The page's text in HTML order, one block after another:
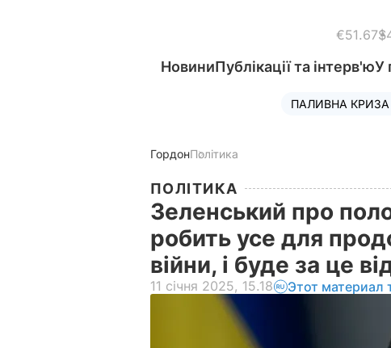
€51.67
НовиниПублікації та інтерв'юУ
ПАЛИВНА
ГордонПолітика
ПОЛІТИКА
Зеленський про
робить усе для
війни, і буде за це
11 січня 2025, 15.18 Этот материал